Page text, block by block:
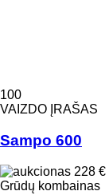
100
VAIZDO ĮRAŠAS
Sampo 600
228 €
Grūdų kombainas